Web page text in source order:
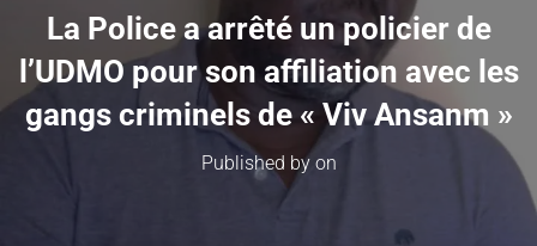
La Police a arrêté un policier de
l’UDMO pour son affiliation avec les
gangs criminels de « Viv Ansanm »
Published by on